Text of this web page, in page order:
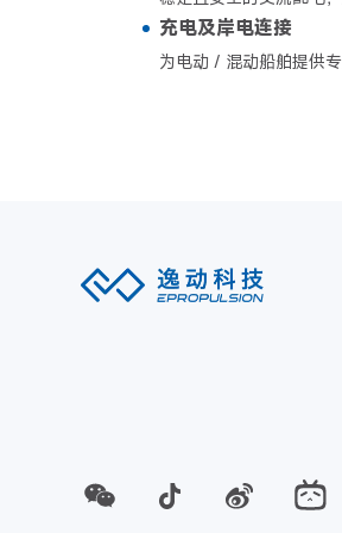
充电及岸电连接
为电动 / 混动船舶提供专